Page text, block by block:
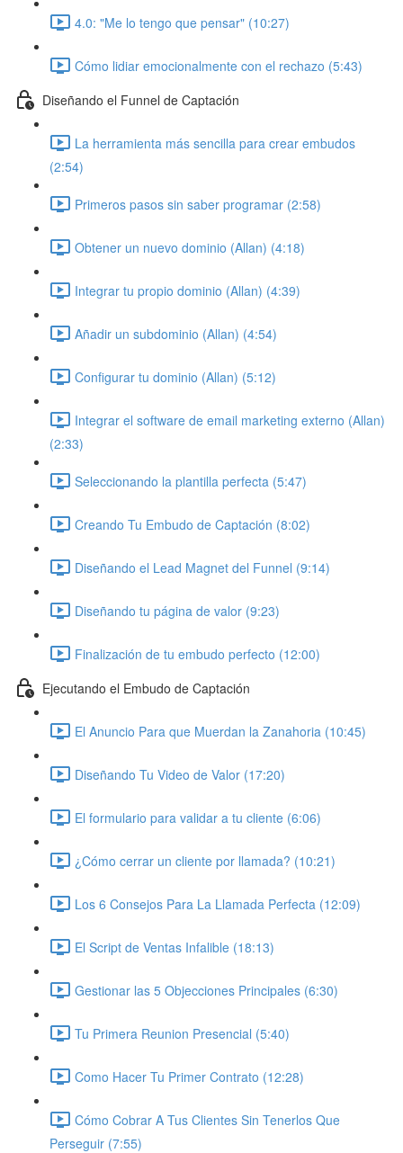
4.0: "Me lo tengo que pensar" (10:27)
Cómo lidiar emocionalmente con el rechazo (5:43)
Diseñando el Funnel de Captación
La herramienta más sencilla para crear embudos
(2:54)
Primeros pasos sin saber programar (2:58)
Obtener un nuevo dominio (Allan) (4:18)
Integrar tu propio dominio (Allan) (4:39)
Añadir un subdominio (Allan) (4:54)
Configurar tu dominio (Allan) (5:12)
Integrar el software de email marketing externo (Allan)
(2:33)
Seleccionando la plantilla perfecta (5:47)
Creando Tu Embudo de Captación (8:02)
Diseñando el Lead Magnet del Funnel (9:14)
Diseñando tu página de valor (9:23)
Finalización de tu embudo perfecto (12:00)
Ejecutando el Embudo de Captación
El Anuncio Para que Muerdan la Zanahoria (10:45)
Diseñando Tu Video de Valor (17:20)
El formulario para validar a tu cliente (6:06)
¿Cómo cerrar un cliente por llamada? (10:21)
Los 6 Consejos Para La Llamada Perfecta (12:09)
El Script de Ventas Infalible (18:13)
Gestionar las 5 Objecciones Principales (6:30)
Tu Primera Reunion Presencial (5:40)
Como Hacer Tu Primer Contrato (12:28)
Cómo Cobrar A Tus Clientes Sin Tenerlos Que
Perseguir (7:55)